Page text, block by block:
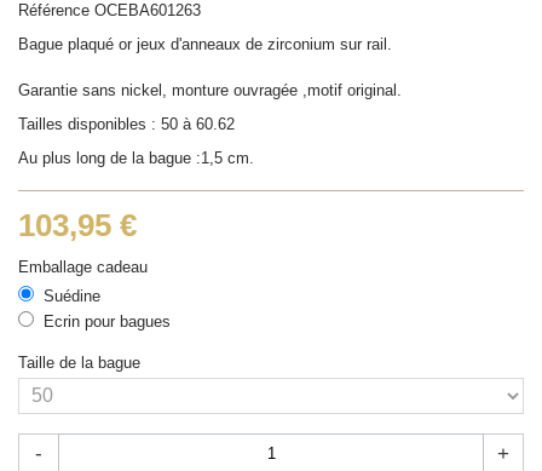
Référence OCEBA601263
Bague plaqué or jeux d'anneaux de zirconium sur rail.
Garantie sans nickel, monture ouvragée ,motif original.
Tailles disponibles : 50 à 60.62
Au plus long de la bague :1,5 cm.
103,95 €
Emballage cadeau
Suédine
Ecrin pour bagues
Taille de la bague
- +